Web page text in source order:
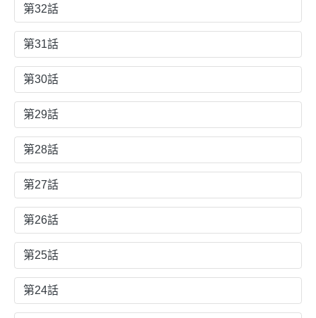
第32話
第31話
第30話
第29話
第28話
第27話
第26話
第25話
第24話